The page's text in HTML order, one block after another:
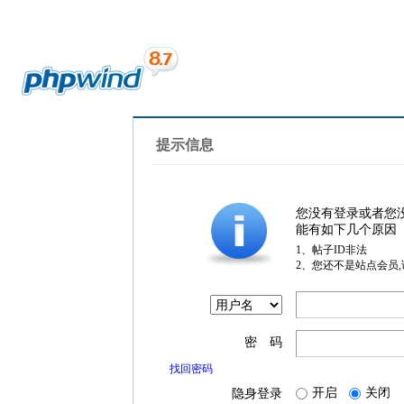
提示信息
您没有登录或者您
能有如下几个原因
1、帖子ID非法
2、您还不是站点会员
密 码
找回密码
隐身登录 开启 关闭